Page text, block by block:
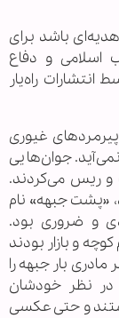
باشد برای
اسلامی و دفاع
راه‌یار
غیوری
جوان‌هایی
و ریس می‌کردند.
«پشت جبهه» نام
و ضروری بود.
و بازار بودند
مادری بار جبهه را
در نظر خودشان
و حتی عکسی